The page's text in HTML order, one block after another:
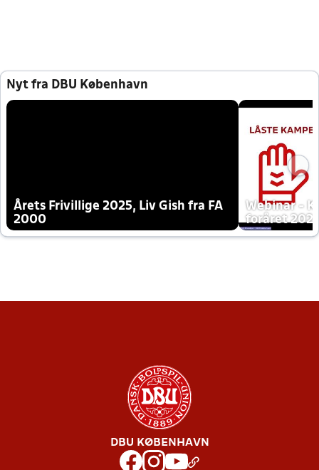
Nyt fra DBU København
Årets Frivillige 2025, Liv Gish fra FA
2000
Webinar -
foråret
DBU KØBENHAVN